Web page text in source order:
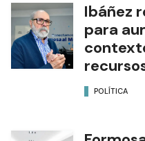
Ibáñez
para
POLÍTICA